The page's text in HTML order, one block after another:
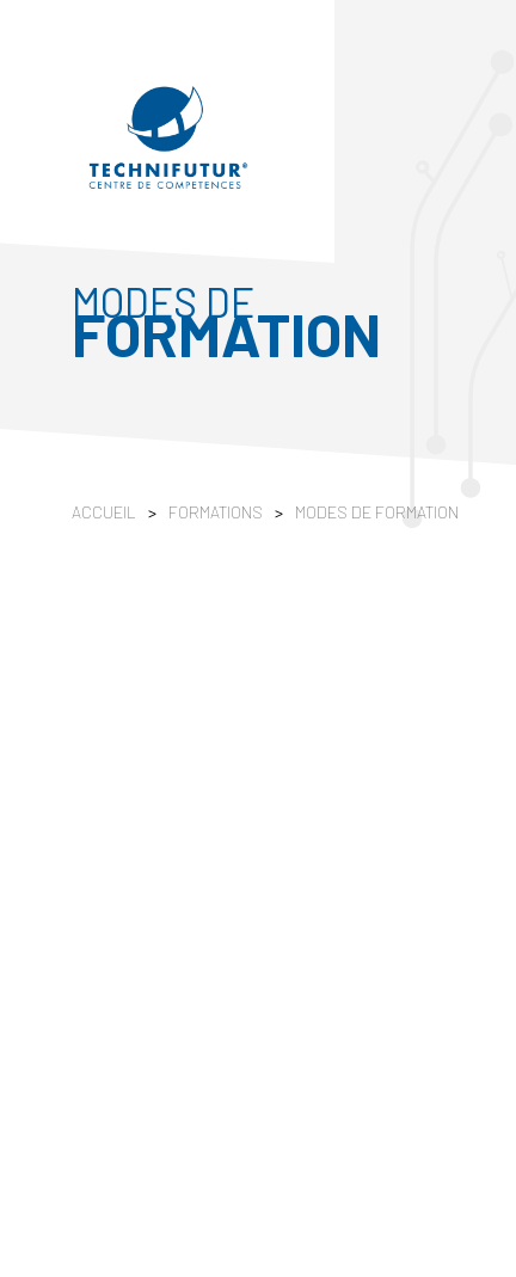
MODES DE
FORMATION
ACCUEIL > FORMATIONS > MODES DE FORMATION